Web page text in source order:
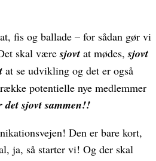
fis og ballade – for sådan gør vi
skal væresjovt at mødes,sjovt
at se udvikling og det er også
potentielle nye medlemmer
det sjovt sammen!!
Den er bare kort,
ja, så starter vi! Og der skal